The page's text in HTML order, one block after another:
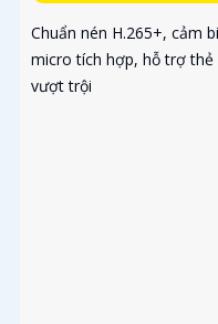
Chuẩn nén H.265+, cảm
micro tích hợp, hỗ trợ thẻ
vượt trội